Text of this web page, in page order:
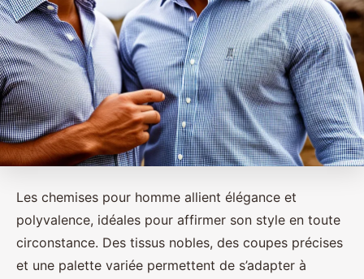
Les chemises pour homme allient élégance et
polyvalence, idéales pour affirmer son style en toute
circonstance. Des tissus nobles, des coupes précises
et une palette variée permettent de s’adapter à